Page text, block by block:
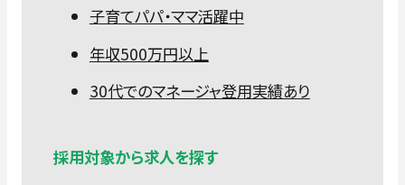
子育てパパ・ママ活躍中
年収500万円以上
30代でのマネージャ登用実績あり
採用対象から求人を探す